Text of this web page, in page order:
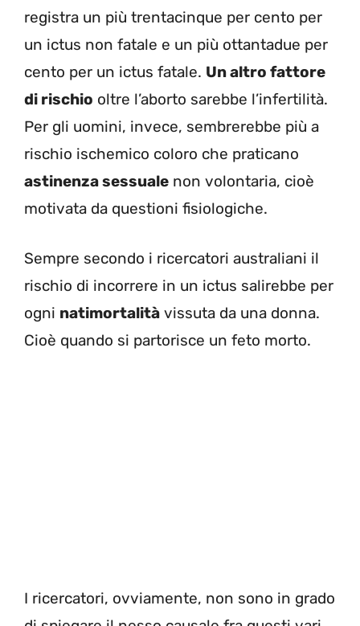
registra un più trentacinque per cento per
un ictus non fatale e un più ottantadue per
cento per un ictus fatale. Un altro fattore
di rischio oltre l’aborto sarebbe l’infertilità.
Per gli uomini, invece, sembrerebbe più a
rischio ischemico coloro che praticano
astinenza sessuale non volontaria, cioè
motivata da questioni fisiologiche.
Sempre secondo i ricercatori australiani il
rischio di incorrere in un ictus salirebbe per
ogni natimortalità vissuta da una donna.
Cioè quando si partorisce un feto morto.
I ricercatori, ovviamente, non sono in grado